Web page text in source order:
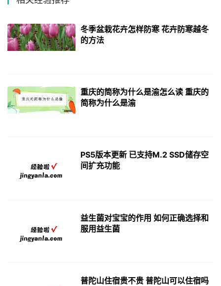
冬季盆栽花卉怎样防寒 花卉防寒越冬
的方法
重庆的简称为什么是渝怎么读 重庆的
简称为什么是渝
PS5版本更新 已支持M.2 SSD储存空
间扩充功能
益生菌对宝宝的作用 如何正确选择和
服用益生菌
普陀山住宿贵不贵 普陀山可以住宿吗